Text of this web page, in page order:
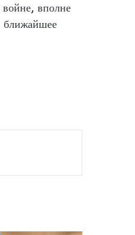
вполне
ближайшее